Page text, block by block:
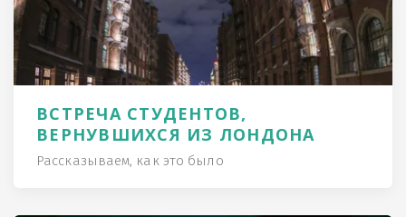
ВСТРЕЧА СТУДЕНТОВ,
ВЕРНУВШИХСЯ ИЗ ЛОНДОНА
Рассказываем, как это было